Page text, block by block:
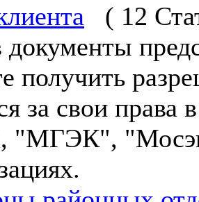
( 12
документы
получить
за свои